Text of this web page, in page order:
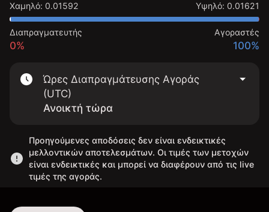
Χαμηλό: 0.01592 Υψηλό: 0.01621
Διαπραγματευτής
0%
Αγοραστές
100%
Ώρες Διαπραγμάτευσης Αγοράς
(UTC)
Ανοικτή τώρα
Προηγούμενες αποδόσεις δεν είναι ενδεικτικές
μελλοντικών αποτελεσμάτων. Οι τιμές των μετοχών
είναι ενδεικτικές και μπορεί να διαφέρουν από τις live
τιμές της αγοράς.